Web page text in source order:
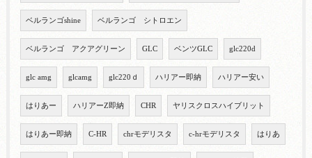
ベルランゴshine ベルランゴ シトロエン
ベルランゴ アクアグリーン GLC ベンツGLC glc220d
glc amg glcamg glc220ｄ ハリアー即納 ハリアー安い
はりあー ハリアーZ即納 CHR ヤリスクロスハイブリット
はりあー即納 C-HR chrモデリスタ c-hrモデリスタ はりあ